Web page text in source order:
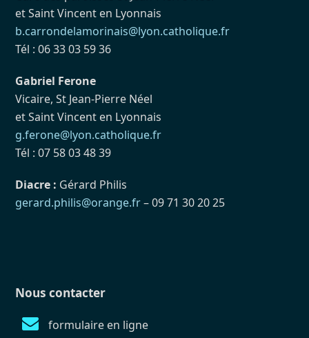
et Saint Vincent en Lyonnais
b.carrondelamorinais@lyon.catholique.fr
Tél : 06 33 03 59 36
Gabriel Ferone
Vicaire, St Jean-Pierre Néel
et Saint Vincent en Lyonnais
g.ferone@lyon.catholique.fr
Tél : 07 58 03 48 39
Diacre : Gérard Philis
gerard.philis@orange.fr– 09 71 30 20 25
Nous contacter
formulaire en ligne